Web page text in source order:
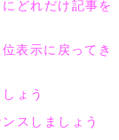
どれだけ記事を
表示に戻ってき
ょう
スしましょう